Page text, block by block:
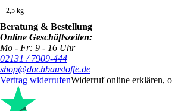
2,5 kg
Beratung & Bestellung
Online Geschäftszeiten:
Mo - Fr: 9 - 16 Uhr
02131 / 7909-444
shop@dachbaustoffe.de
Vertrag widerrufenWiderruf online erklären,